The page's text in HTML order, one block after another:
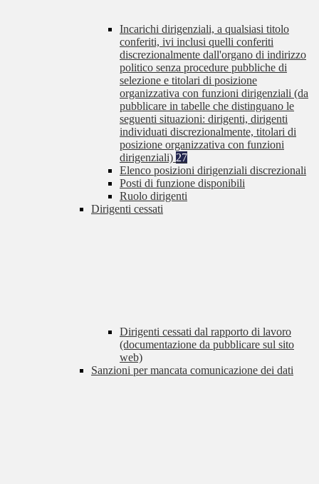
Incarichi dirigenziali, a qualsiasi titolo
conferiti, ivi inclusi quelli conferiti
discrezionalmente dall'organo di indirizzo
politico senza procedure pubbliche di
selezione e titolari di posizione
organizzativa con funzioni dirigenziali (da
pubblicare in tabelle che distinguano le
seguenti situazioni: dirigenti, dirigenti
individuati discrezionalmente, titolari di
posizione organizzativa con funzioni
dirigenziali) 27
Elenco posizioni dirigenziali discrezionali
Posti di funzione disponibili
Ruolo dirigenti
Dirigenti cessati
Dirigenti cessati dal rapporto di lavoro
(documentazione da pubblicare sul sito
web)
Sanzioni per mancata comunicazione dei dati